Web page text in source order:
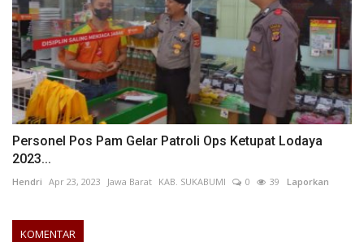
Personel Pos Pam Gelar Patroli Ops Ketupat Lodaya
2023...
Hendri Apr 23, 2023 Jawa Barat KAB. SUKABUMI 0 39 Laporkan
KOMENTAR